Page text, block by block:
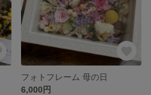
フォトフレーム 母の日
6,000円